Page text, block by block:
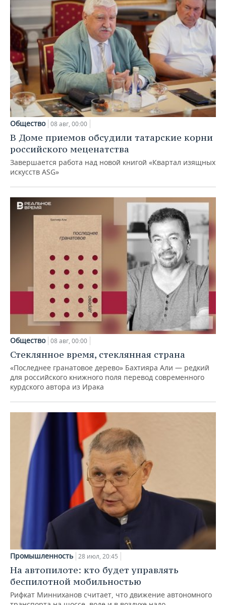
Общество 08 авг, 00:00
В Доме приемов обсудили татарские корни
российского меценатства
Завершается работа над новой книгой «Квартал изящных
искусств ASG»
Общество 08 авг, 00:00
Стеклянное время, стеклянная страна
«Последнее гранатовое дерево» Бахтияра Али — редкий
для российского книжного поля перевод современного
курдского автора из Ирака
Промышленность 28 июл, 20:45
На автопилоте: кто будет управлять
беспилотной мобильностью
Рифкат Минниханов считает, что движение автономного